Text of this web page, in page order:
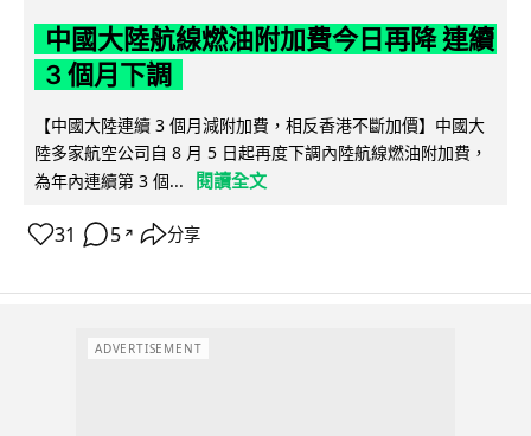
中國大陸航線燃油附加費今日再降 連續
3 個月下調
【中國大陸連續 3 個月減附加費，相反香港不斷加價】中國大
陸多家航空公司自 8 月 5 日起再度下調內陸航線燃油附加費，
為年內連續第 3 個...
閱讀全文
31 5 ↗ 分享
ADVERTISEMENT